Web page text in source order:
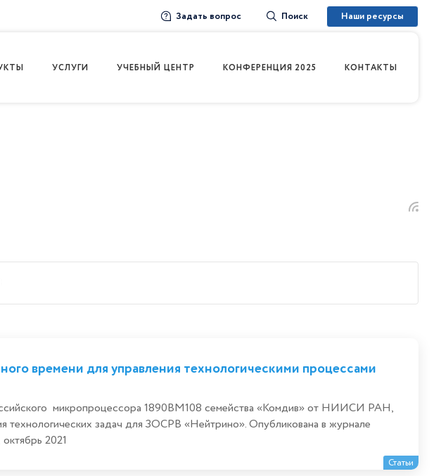
Наши ресурсы
Задать вопрос Поиск
УСЛУГИ УЧЕБНЫЙ ЦЕНТР КОНФЕРЕНЦИЯ 2025 КОНТАКТЫ
Статьи
времени для управления технологическими процессами
микропроцессора 1890ВМ108 семейства «Комдив» от НИИСИ РАН,
технологических задач для ЗОСРВ «Нейтрино». Опубликована в журнале
2021